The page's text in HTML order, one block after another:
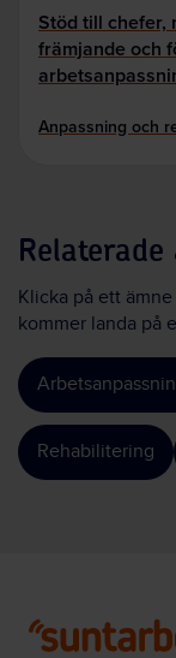
Stöd till chefer,
främjande och
Anpassning och
Relaterade
Klicka på ett
kommer landa på
Rehabilitering